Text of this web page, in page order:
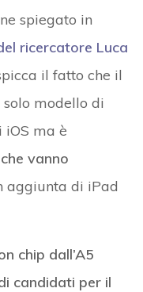
spiegato in
ricercatore Luca
il fatto che il
modello di
iOS ma è
vanno
aggiunta di iPad
chip dall’A5
candidati per il